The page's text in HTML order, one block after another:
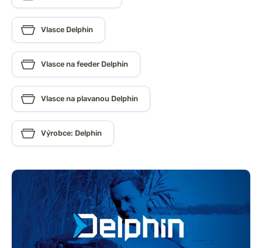
Vlasce Delphin
Vlasce na feeder Delphin
Vlasce na plavanou Delphin
Výrobce: Delphin